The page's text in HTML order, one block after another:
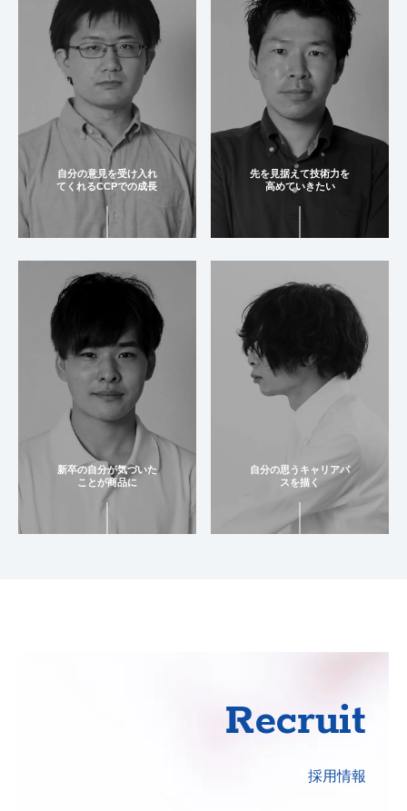
⾃分の意⾒を受け⼊れ
てくれるCCPでの成⻑
先を⾒据えて技術⼒を
⾼めていきたい
新卒の⾃分が気づいた
ことが商品に
⾃分の思うキャリアパ
スを描く
Recruit
採用情報